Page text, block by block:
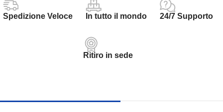
Spedizione Veloce In tutto il mondo 24/7 Supporto
Ritiro in sede